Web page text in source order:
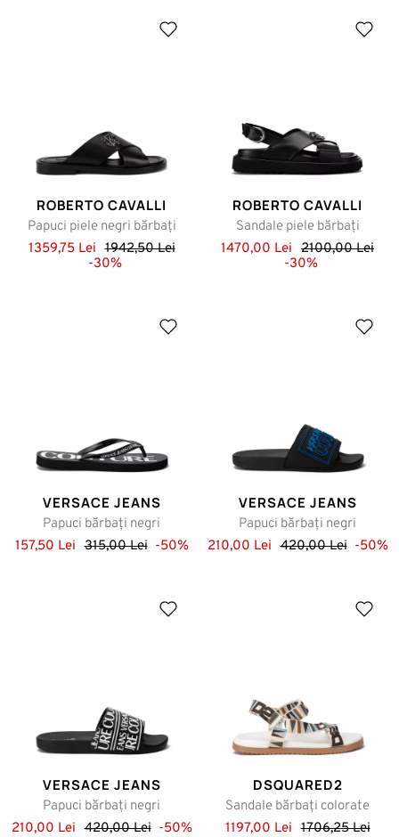
ROBERTO CAVALLI
Papuci piele negri bărbați
1359,75 Lei 1942,50 Lei
-30%
ROBERTO CAVALLI
Sandale piele bărbați
1470,00 Lei 2100,00 Lei
-30%
VERSACE JEANS
Papuci bărbați negri
157,50 Lei 315,00 Lei -50%
VERSACE JEANS
Papuci bărbați negri
210,00 Lei 420,00 Lei -50%
VERSACE JEANS
Papuci bărbați negri
210,00 Lei 420,00 Lei -50%
DSQUARED2
Sandale bărbați colorate
1197,00 Lei 1706,25 Lei